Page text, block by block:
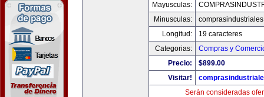
Mayusculas:
Minusculas:
Longitud:
19 caracteres
Categorias:
Compras y
Precio:
$899.00
Visitar!
Serán consideradas